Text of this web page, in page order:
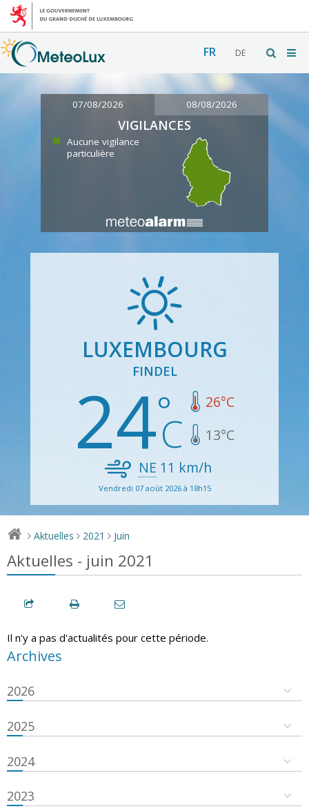
FR DE
07/08/2026 08/08/2026
VIGILANCES
Aucune vigilance
particulière
LUXEMBOURG
FINDEL
24 26°C
13°C
NE 11 km/h
Vendredi 07 août 2026 à 18h15
> Aktuelles > 2021 > Juin
Aktuelles - juin 2021
Il n'y a pas d'actualités pour cette période.
Archives
2026
2025
2024
2023